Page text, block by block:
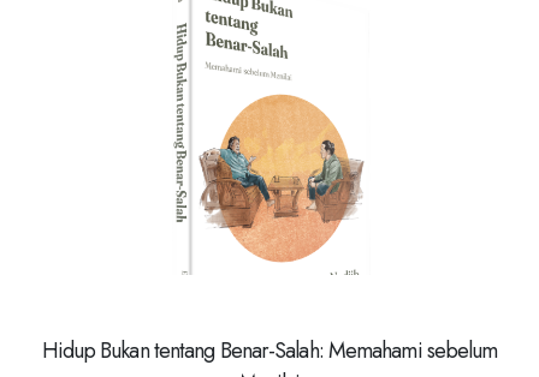
Hidup Bukan tentang Benar-Salah: Memahami sebelum